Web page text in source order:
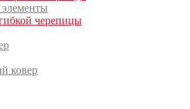
черепицы
ковер